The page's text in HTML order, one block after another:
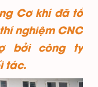
Cơ khí đã tổ
nghiệm CNC
bởi công ty
tác.